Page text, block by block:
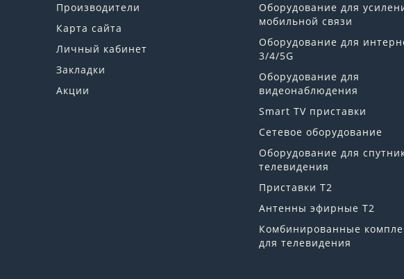
Производители
Карта сайта
Личный кабинет
Закладки
Акции
Оборудование для
мобильной связи
Оборудование для
3/4/5G
Оборудование для
видеонаблюдения
Smart TV приставки
Сетевое оборудование
Оборудование для
телевидения
Приставки Т2
Антенны эфирные Т2
Комбинированные
для телевидения